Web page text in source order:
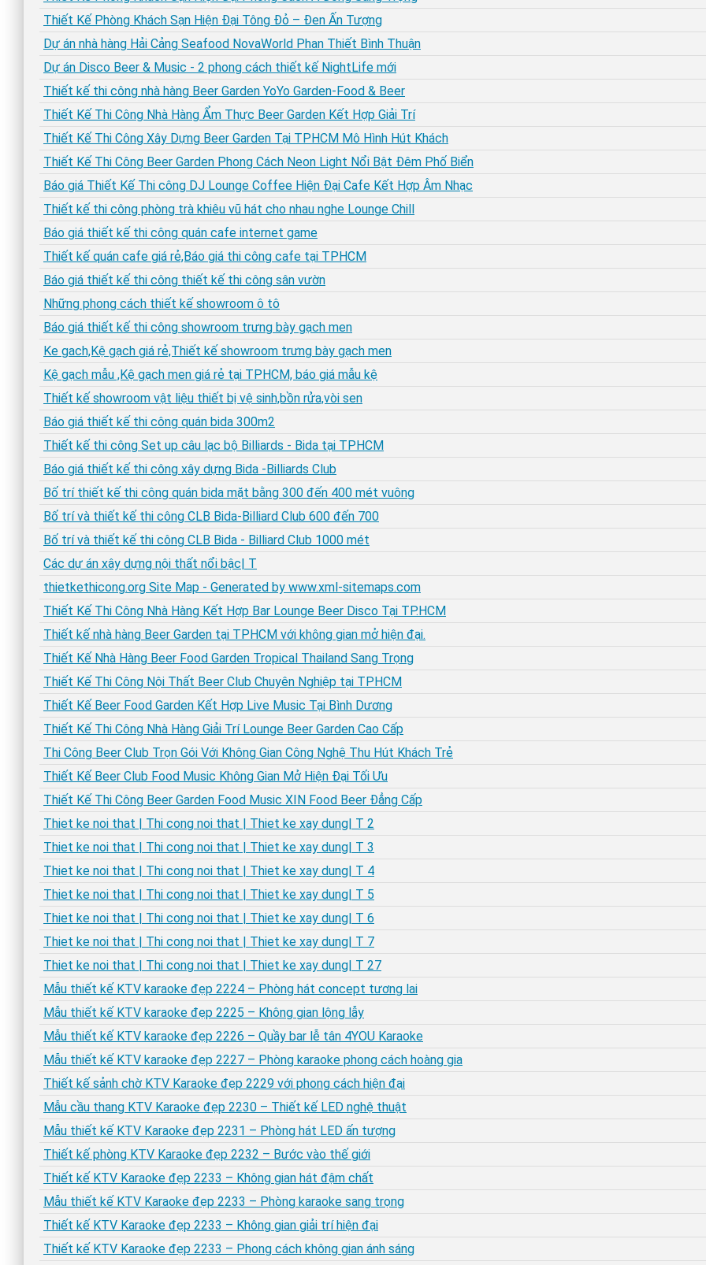
Thiết Kế Phòng Khách Sạn Hiện Đại Tông Đỏ – Đen Ấn Tượng
Dự án nhà hàng Hải Cảng Seafood NovaWorld Phan Thiết Bình Thuận
Dự án Disco Beer & Music - 2 phong cách thiết kế NightLife mới
Thiết kế thi công nhà hàng Beer Garden YoYo Garden-Food & Beer
Thiết Kế Thi Công Nhà Hàng Ẩm Thực Beer Garden Kết Hợp Giải Trí
Thiết Kế Thi Công Xây Dựng Beer Garden Tại TPHCM Mô Hình Hút Khách
Thiết Kế Thi Công Beer Garden Phong Cách Neon Light Nổi Bật Đêm Phố Biển
Báo giá Thiết Kế Thi công DJ Lounge Coffee Hiện Đại Cafe Kết Hợp Âm Nhạc
Thiết kế thi công phòng trà khiêu vũ hát cho nhau nghe Lounge Chill
Báo giá thiết kế thi công quán cafe internet game
Thiết kế quán cafe giá rẻ,Báo giá thi công cafe tại TPHCM
Báo giá thiết kế thi công thiết kế thi công sân vườn
Những phong cách thiết kế showroom ô tô
Báo giá thiết kế thi công showroom trưng bày gạch men
Ke gach,Kệ gạch giá rẻ,Thiết kế showroom trưng bày gạch men
Kệ gạch mẫu ,Kệ gạch men giá rẻ tại TPHCM, báo giá mẫu kệ
Thiết kế showroom vật liệu thiết bị vệ sinh,bồn rửa,vòi sen
Báo giá thiết kế thi công quán bida 300m2
Thiết kế thi công Set up câu lạc bộ Billiards - Bida tại TPHCM
Báo giá thiết kế thi công xây dựng Bida -Billiards Club
Bố trí thiết kế thi công quán bida mặt bằng 300 đến 400 mét vuông
Bố trí và thiết kế thi công CLB Bida-Billiard Club 600 đến 700
Bố trí và thiết kế thi công CLB Bida - Billiard Club 1000 mét
Các dự án xây dựng nội thất nổi bậc| T
thietkethicong.org Site Map - Generated by www.xml-sitemaps.com
Thiết Kế Thi Công Nhà Hàng Kết Hợp Bar Lounge Beer Disco Tại TP.HCM
Thiết kế nhà hàng Beer Garden tại TPHCM với không gian mở hiện đại.
Thiết Kế Nhà Hàng Beer Food Garden Tropical Thailand Sang Trọng
Thiết Kế Thi Công Nội Thất Beer Club Chuyên Nghiệp tại TPHCM
Thiết Kế Beer Food Garden Kết Hợp Live Music Tại Bình Dương
Thiết Kế Thi Công Nhà Hàng Giải Trí Lounge Beer Garden Cao Cấp
Thi Công Beer Club Trọn Gói Với Không Gian Công Nghệ Thu Hút Khách Trẻ
Thiết Kế Beer Club Food Music Không Gian Mở Hiện Đại Tối Ưu
Thiết Kế Thi Công Beer Garden Food Music XIN Food Beer Đẳng Cấp
Thiet ke noi that | Thi cong noi that | Thiet ke xay dung| T 2
Thiet ke noi that | Thi cong noi that | Thiet ke xay dung| T 3
Thiet ke noi that | Thi cong noi that | Thiet ke xay dung| T 4
Thiet ke noi that | Thi cong noi that | Thiet ke xay dung| T 5
Thiet ke noi that | Thi cong noi that | Thiet ke xay dung| T 6
Thiet ke noi that | Thi cong noi that | Thiet ke xay dung| T 7
Thiet ke noi that | Thi cong noi that | Thiet ke xay dung| T 27
Mẫu thiết kế KTV karaoke đẹp 2224 – Phòng hát concept tương lai
Mẫu thiết kế KTV karaoke đẹp 2225 – Không gian lộng lẫy
Mẫu thiết kế KTV karaoke đẹp 2226 – Quầy bar lễ tân 4YOU Karaoke
Mẫu thiết kế KTV karaoke đẹp 2227 – Phòng karaoke phong cách hoàng gia
Thiết kế sảnh chờ KTV Karaoke đẹp 2229 với phong cách hiện đại
Mẫu cầu thang KTV Karaoke đẹp 2230 – Thiết kế LED nghệ thuật
Mẫu thiết kế KTV Karaoke đẹp 2231 – Phòng hát LED ấn tượng
Thiết kế phòng KTV Karaoke đẹp 2232 – Bước vào thế giới
Thiết kế KTV Karaoke đẹp 2233 – Không gian hát đậm chất
Mẫu thiết kế KTV Karaoke đẹp 2233 – Phòng karaoke sang trọng
Thiết kế KTV Karaoke đẹp 2233 – Không gian giải trí hiện đại
Thiết kế KTV Karaoke đẹp 2233 – Phong cách không gian ánh sáng